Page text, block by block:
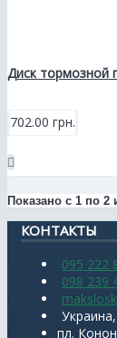
Диск тормозной
702.00 грн.
Показано с 1 по 2
КОНТАКТЫ
095 222
098 239
пл.